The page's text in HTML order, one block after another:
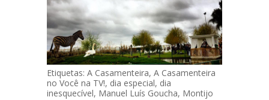
Etiquetas: A Casamenteira, A Casamenteira
no Você na TV!, dia especial, dia
inesquecível, Manuel Luís Goucha, Montijo